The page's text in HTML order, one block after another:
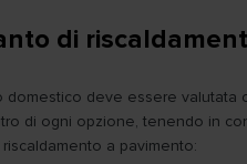
di
domestico deve essere
di ogni opzione, tenendo in
a pavimento: